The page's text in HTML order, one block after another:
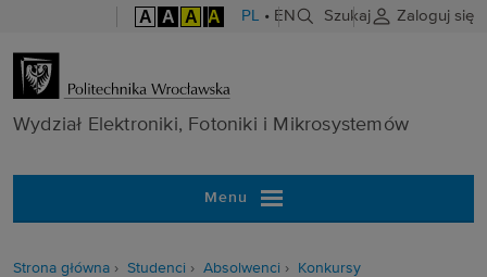
A A A A PL • EN Szukaj Zaloguj się
Wydział
Wydział Elektroniki, Fotoniki i Mikrosystemów
Menu
Strona główna Studenci Absolwenci
Konkursy